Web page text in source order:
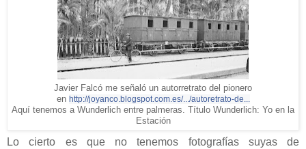
Javier Falcó me señaló un autorretrato del pionero
en http://joyanco.blogspot.com.es/.../autoretrato-de...
Aquí tenemos a Wunderlich entre palmeras. Título Wunderlich: Yo en la
Estación
Lo cierto es que no tenemos fotografías suyas de